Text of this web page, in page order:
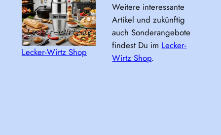
Lecker-Wirtz Shop
Weitere interessante
Artikel und zukünftig
auch Sonderangebote
findest Du im Lecker-
Wirtz Shop.